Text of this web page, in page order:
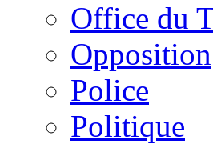
Office du
Opposition
Police
Politique